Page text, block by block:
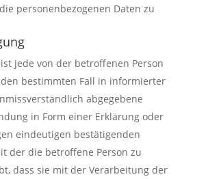
personenbezogenen Daten zu
jede von der betroffenen Person
bestimmten Fall in informierter
abgegebene
in Form einer Erklärung oder
eindeutigen bestätigenden
der die betroffene Person zu
dass sie mit der Verarbeitung der